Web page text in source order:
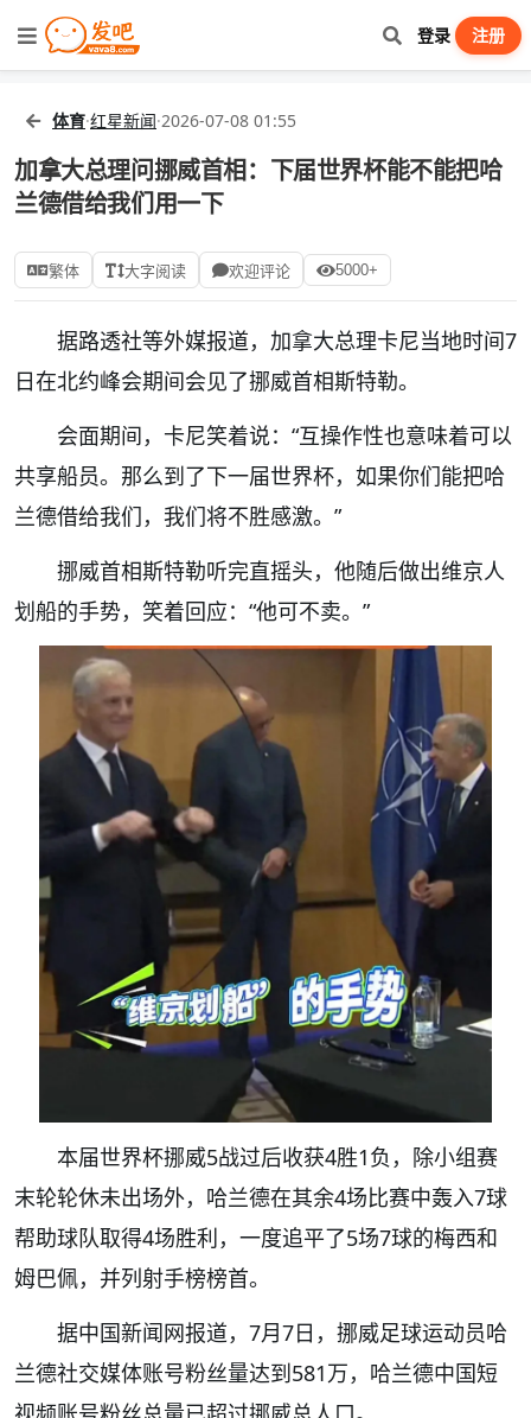
登录 注册
体育·红星新闻·2026-07-08 01:55
加拿大总理问挪威首相：下届世界杯能不能把哈
兰德借给我们用一下
繁体 大字阅读 欢迎评论 5000+
据路透社等外媒报道，加拿大总理卡尼当地时间7
日在北约峰会期间会见了挪威首相斯特勒。
会面期间，卡尼笑着说：“互操作性也意味着可以
共享船员。那么到了下一届世界杯，如果你们能把哈
兰德借给我们，我们将不胜感激。”
挪威首相斯特勒听完直摇头，他随后做出维京人
划船的手势，笑着回应：“他可不卖。”
本届世界杯挪威5战过后收获4胜1负，除小组赛
末轮轮休未出场外，哈兰德在其余4场比赛中轰入7球
帮助球队取得4场胜利，一度追平了5场7球的梅西和
姆巴佩，并列射手榜榜首。
据中国新闻网报道，7月7日，挪威足球运动员哈
兰德社交媒体账号粉丝量达到581万，哈兰德中国短